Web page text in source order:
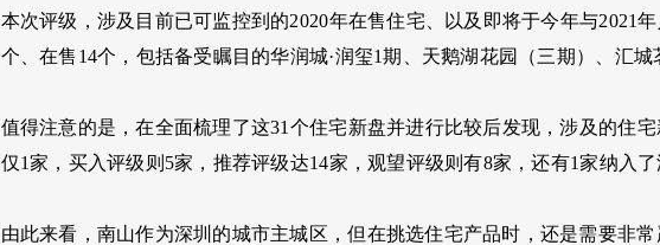
本次评级，涉及目前已可监控到的2020年在售住宅、以及即将于今年与2021
个、在售14个，包括备受瞩目的华润城·润玺1期、天鹅湖花园（三期）、汇城
值得注意的是，在全面梳理了这31个住宅新盘并进行比较后发现，涉及的住
仅1家，买入评级则5家，推荐评级达14家，观望评级则有8家，还有1家纳入了
由此来看，南山作为深圳的城市主城区，但在挑选住宅产品时，还是需要非